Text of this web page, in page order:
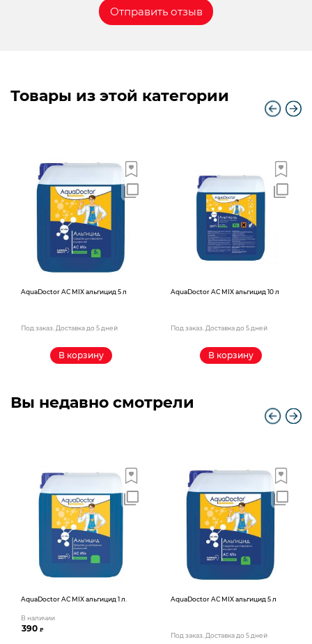
Товары из этой категории
AquaDoctor AС MIX альгицид 5 л
Под заказ. Доставка до 5 дней
В корзину
AquaDoctor AС MIX альгицид 10 л
Под заказ. Доставка до 5 дней
В корзину
Вы недавно смотрели
AquaDoctor AС MIX альгицид 1 л.
В наличии
390₽
AquaDoctor AС MIX альгицид 5 л
Под заказ. Доставка до 5 дней